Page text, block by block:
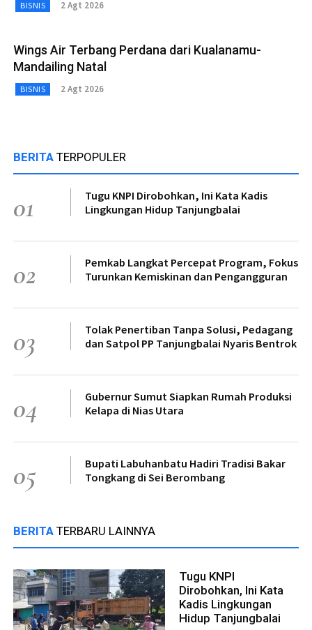
BISNIS 2 Agt 2026
Wings Air Terbang Perdana dari Kualanamu-
Mandailing Natal
BISNIS 2 Agt 2026
BERITA TERPOPULER
01
Tugu KNPI Dirobohkan, Ini Kata Kadis
Lingkungan Hidup Tanjungbalai
02
Pemkab Langkat Percepat Program, Fokus
Turunkan Kemiskinan dan Pengangguran
03
Tolak Penertiban Tanpa Solusi, Pedagang
dan Satpol PP Tanjungbalai Nyaris Bentrok
04
Gubernur Sumut Siapkan Rumah Produksi
Kelapa di Nias Utara
05
Bupati Labuhanbatu Hadiri Tradisi Bakar
Tongkang di Sei Berombang
BERITA TERBARU LAINNYA
Tugu KNPI
Dirobohkan, Ini Kata
Kadis Lingkungan
Hidup Tanjungbalai